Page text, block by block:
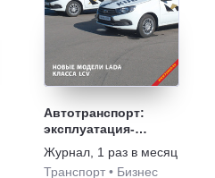
Автотранспорт:
эксплуатация-
обслуживание-
ремонт
Журнал 1 раз в месяц
Транспорт • Бизнес